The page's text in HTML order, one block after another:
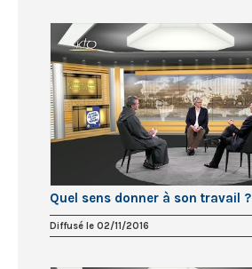
Quel sens donner à son travail ?
Diffusé le 02/11/2016